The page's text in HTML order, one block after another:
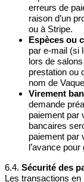
erreurs de
raison d’un
ou à Stripe.
Espèces ou
par e-mail (si
lors de
prestation ou
nom de
Virement
demande
paiement par
bancaires
paiement par
l’avance
6.4. Sécurité des
Les transactions